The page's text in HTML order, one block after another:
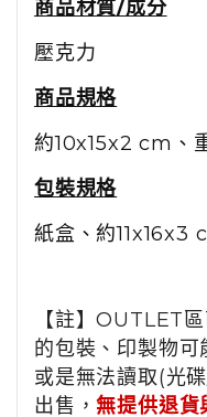
商品材質/成分
壓克力
商品規格
約10x15x2 cm、
包裝規格
紙盒、約11x16x3
【註】OUTLET
的包裝、印製物可
或是無法讀取(光
出售，無提供退貨